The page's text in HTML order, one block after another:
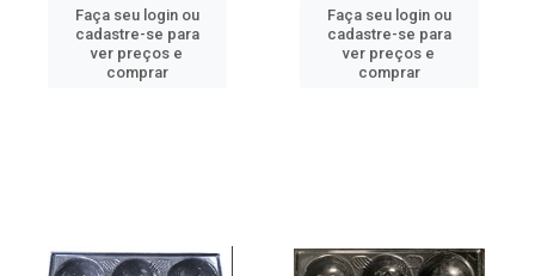
Faça seu login ou
cadastre-se para
ver preços e
comprar
Faça seu login ou
cadastre-se para
ver preços e
comprar